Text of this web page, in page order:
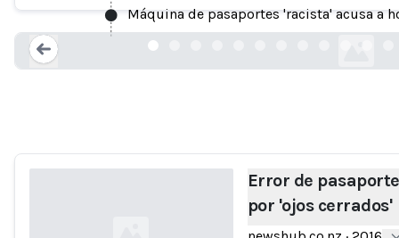
Máquina de pasaportes 'racista' acusa a
Error de
por 'ojos cerrados'